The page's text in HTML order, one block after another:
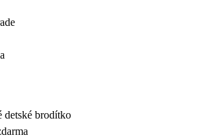
detské brodítko